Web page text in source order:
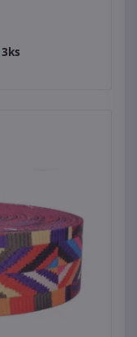
3ks